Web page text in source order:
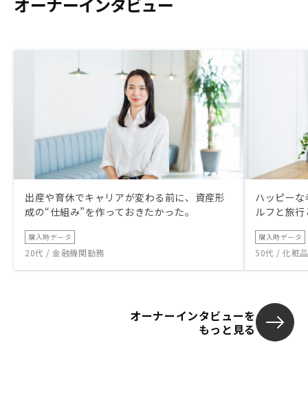
出産や育休でキャリアが変わる前に、資産形
成の“仕組み”を作っておきたかった。
購入時データ
20代 / 金融機関勤務
ハッピー
ルフと旅
購入時データ
50代 / 化粧
オーナーインタビューを
もっと見る